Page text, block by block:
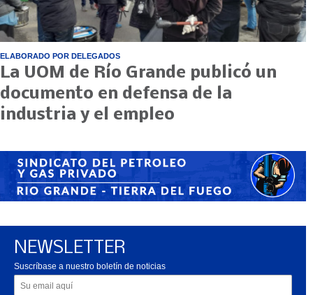
ELABORADO POR DELEGADOS
La UOM de Río Grande publicó un
documento en defensa de la
industria y el empleo
NEWSLETTER
Suscríbase a nuestro boletín de noticias